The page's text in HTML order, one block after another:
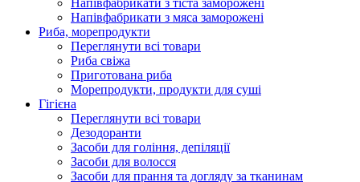
Напівфабрикати з тіста заморожені
Напівфабрикати з мяса заморожені
Риба, морепродукти
Переглянути всі товари
Риба свіжа
Приготована риба
Морепродукти, продукти для суші
Гігієна
Переглянути всі товари
Дезодоранти
Засоби для гоління, депіляції
Засоби для волосся
Засоби для прання та догляду за тканинам